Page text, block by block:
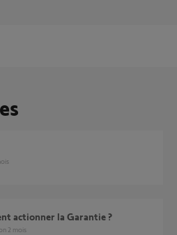
actionner la Garantie ?
2 mois